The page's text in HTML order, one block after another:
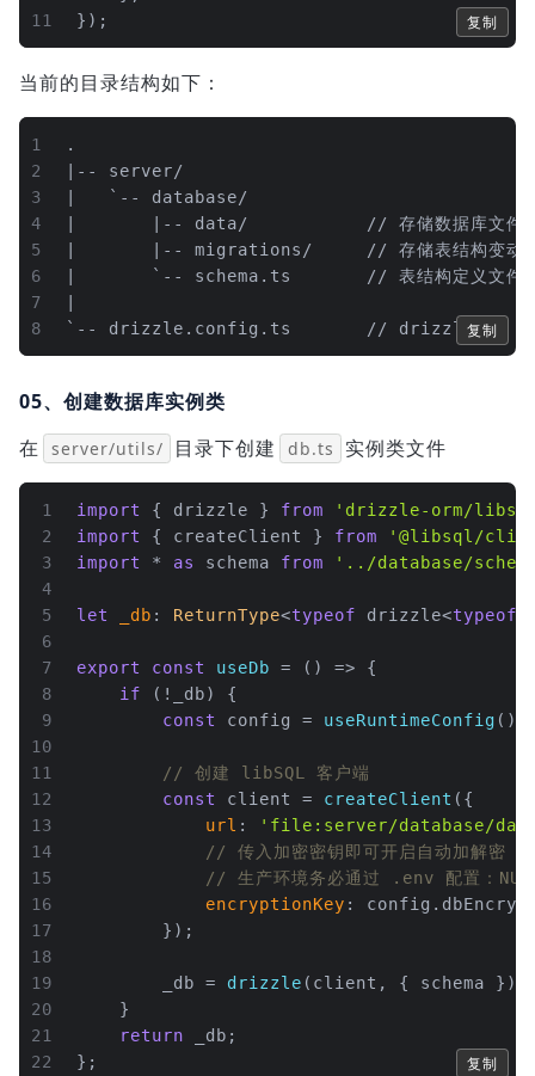
11
});
复制
当前的目录结构如下：
1
2
3
4
5
6
7
8
.
|-- server/
|   `-- database/
|       |-- data/           // 存储数据库文件
|       |-- migrations/     // 存储表结构变动的数
|       `-- schema.ts       // 表结构定义文件
`-- drizzle.config.ts       // drizzle配置
复制
05、创建数据库实例类
在
server/utils/ 目录下创建 db.ts 实例类文件
1
2
3
4
5
6
7
8
9
10
11
12
13
14
15
16
17
18
19
20
21
22
import { drizzle } from
'drizzle-orm/
import
{ createClient } from
'@libsql/
import
* as schema from '../database/
let _db : ReturnType<typeof drizzle<typeof
export const useDb = ( ) => {
if (!_db) {
const
config = useRuntimeConfig ();
// 创建 libSQL 客户端
const
client = createClient ({
url :
'file:server/database/
// 传入加密密钥即可开启自动加解密
// 生产环境务必通过 .env 配置：
encryptionKey : config.
        });
        _db =
drizzle (client, { schema });
    }
return _db;
};
复制